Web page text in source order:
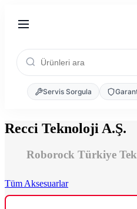
Servis Sorgula
Recci Teknoloji A.Ş.
Roborock Türkiye
Tüm Aksesuarlar